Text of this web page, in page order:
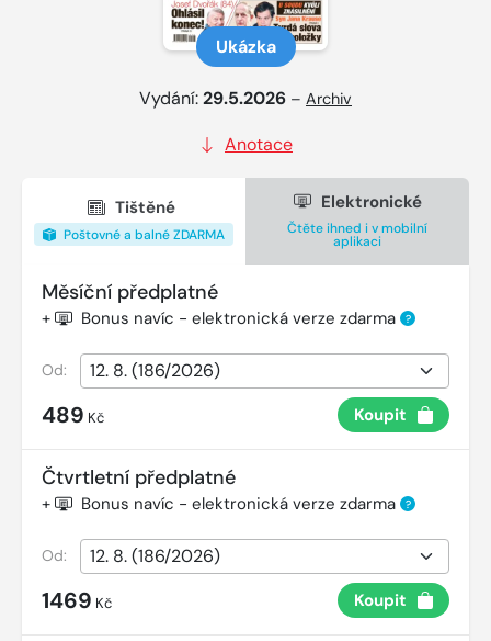
Ukázka
Vydání:29.5.2026 – Archiv
Anotace
Tištěné
Poštovné a balné ZDARMA
Elektronické
Čtěte ihned i v mobilní
aplikaci
Měsíční předplatné
+ Bonus navíc - elektronická verze zdarma ?
Od:
489 Kč Koupit
Čtvrtletní předplatné
+ Bonus navíc - elektronická verze zdarma ?
Od:
1469 Kč Koupit